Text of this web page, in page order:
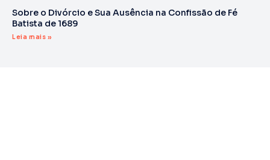
Sobre o Divórcio e Sua Ausência na Confissão de Fé
Batista de 1689
Leia mais »